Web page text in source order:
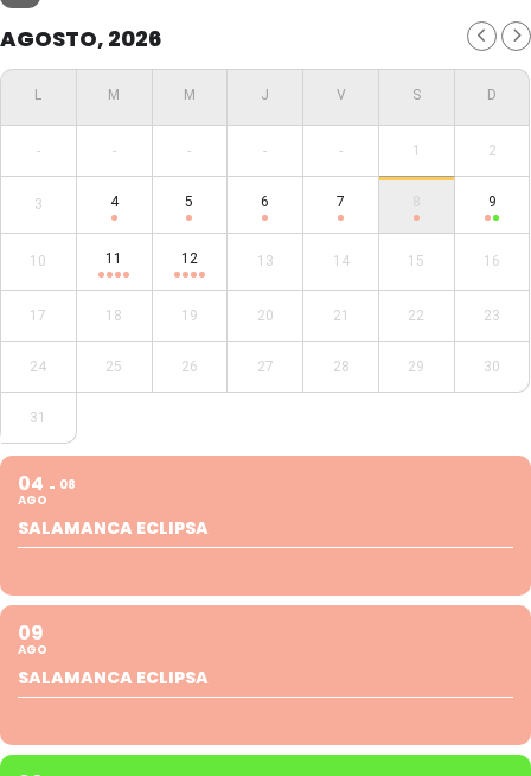
AGOSTO, 2026
- - - - - 1 2
3 4 5 6 7 8 9
10 11 12 13 14 15 16
17 18 19 20 21 22 23
24 25 26 27 28 29 30
31
04
AGO
08
SALAMANCA ECLIPSA
09
AGO
SALAMANCA ECLIPSA